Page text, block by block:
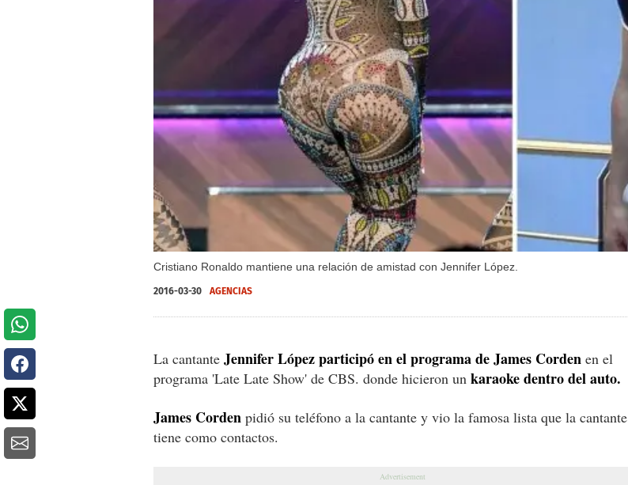
Cristiano Ronaldo mantiene una relación de amistad con Jennifer López.
2016-03-30 AGENCIAS
La cantante Jennifer López participó en el programa de James Corden en el
programa 'Late Late Show' de CBS. donde hicieron un karaoke dentro del auto.
James Corden pidió su teléfono a la cantante y vio la famosa lista que la cantante
tiene como contactos.